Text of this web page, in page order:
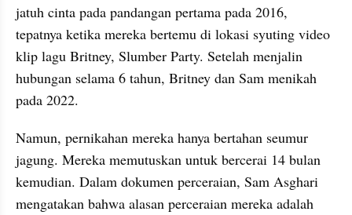
jatuh cinta pada pandangan pertama pada 2016,
tepatnya ketika mereka bertemu di lokasi syuting video
klip lagu Britney, Slumber Party. Setelah menjalin
hubungan selama 6 tahun, Britney dan Sam menikah
pada 2022.
Namun, pernikahan mereka hanya bertahan seumur
jagung. Mereka memutuskan untuk bercerai 14 bulan
kemudian. Dalam dokumen perceraian, Sam Asghari
mengatakan bahwa alasan perceraian mereka adalah